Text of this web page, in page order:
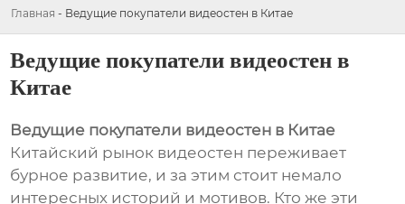
Главная - Ведущие покупатели видеостен в Китае
Ведущие покупатели видеостен в
Китае
Ведущие покупатели видеостен в Китае
Китайский рынок видеостен переживает
бурное развитие, и за этим стоит немало
интересных историй и мотивов. Кто же эти